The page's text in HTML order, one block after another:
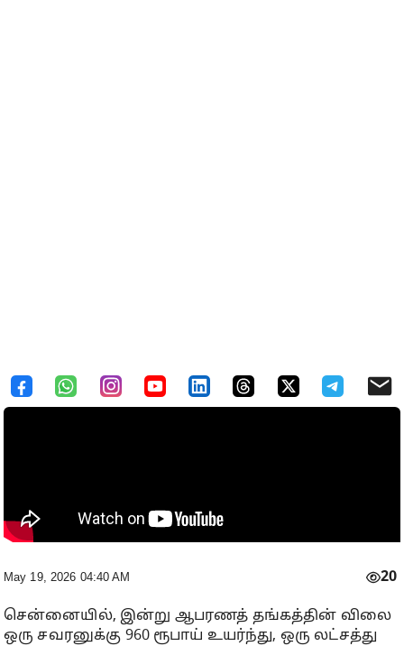
May 19, 2026 04:40 AM 20
சென்னையில், இன்று ஆபரணத் தங்கத்தின் விலை
ஒரு சவரனுக்கு 960 ரூபாய் உயர்ந்து, ஒரு லட்சத்து